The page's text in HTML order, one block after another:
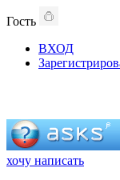
Гость
ВХОД
хочу написать